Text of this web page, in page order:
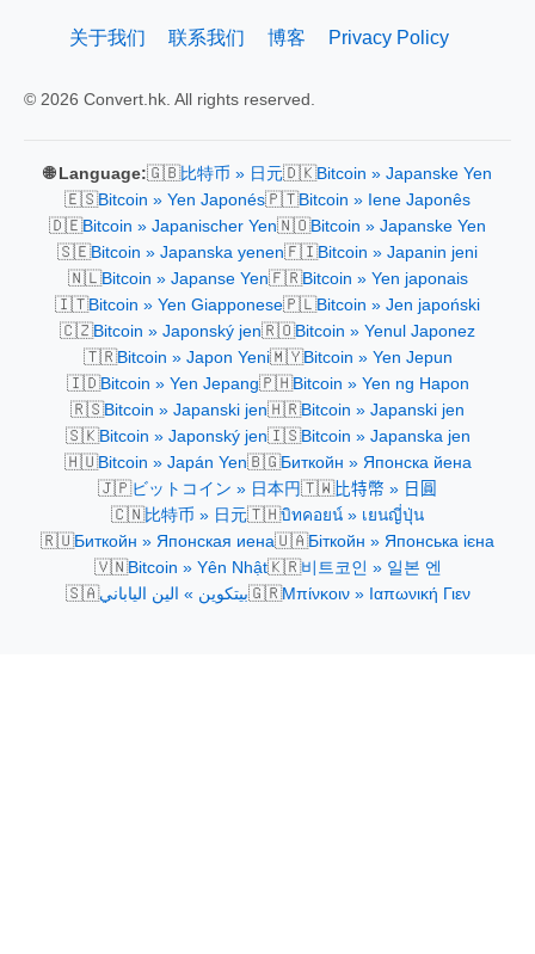
关于我们 联系我们 博客 Privacy Policy
© 2026 Convert.hk. All rights reserved.
🌐 Language:🇬🇧比特币 » 日元🇩🇰Bitcoin » Japanske Yen
🇪🇸Bitcoin » Yen Japonés🇵🇹Bitcoin » Iene Japonês
🇩🇪Bitcoin » Japanischer Yen🇳🇴Bitcoin » Japanske Yen
🇸🇪Bitcoin » Japanska yenen🇫🇮Bitcoin » Japanin jeni
🇳🇱Bitcoin » Japanse Yen🇫🇷Bitcoin » Yen japonais
🇮🇹Bitcoin » Yen Giapponese🇵🇱Bitcoin » Jen japoński
🇨🇿Bitcoin » Japonský jen🇷🇴Bitcoin » Yenul Japonez
🇹🇷Bitcoin » Japon Yeni🇲🇾Bitcoin » Yen Jepun
🇮🇩Bitcoin » Yen Jepang🇵🇭Bitcoin » Yen ng Hapon
🇷🇸Bitcoin » Japanski jen🇭🇷Bitcoin » Japanski jen
🇸🇰Bitcoin » Japonský jen🇮🇸Bitcoin » Japanska jen
🇭🇺Bitcoin » Japán Yen🇧🇬Биткойн » Японска йена
🇯🇵ビットコイン » 日本円🇹🇼比特幣 » 日圓
🇨🇳比特币 » 日元🇹🇭บิทคอยน์ » เยนญี่ปุ่น
🇷🇺Биткойн » Японская иена🇺🇦Біткойн » Японська ієна
🇻🇳Bitcoin » Yên Nhật🇰🇷비트코인 » 일본 엔
🇸🇦بيتكوين » الين الياباني🇬🇷Μπίνκοιν » Ιαπωνική Γιεν